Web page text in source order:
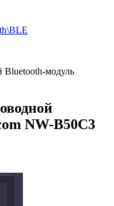
модуль
NW-B50C3